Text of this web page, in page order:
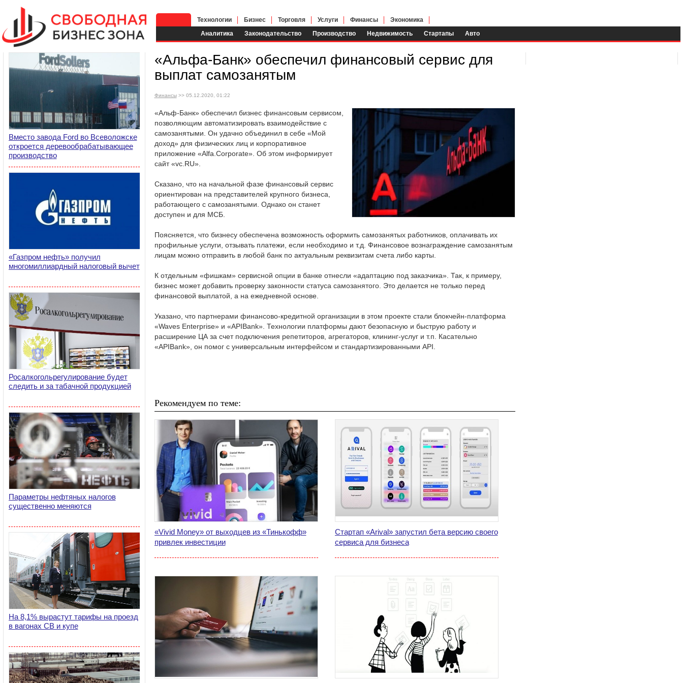
Аналитика Законодательство Производство Недвижимость Стартапы Авто
Технологии Бизнес Торговля Услуги Финансы Экономика
Вместо завода Ford во Всеволожске
откроется деревообрабатывающее
производство
«Газпром нефть» получил
многомиллиардный налоговый вычет
Росалкогольрегулирование будет
следить и за табачной продукцией
Параметры нефтяных налогов
существенно меняются
На 8,1% вырастут тарифы на проезд
в вагонах СВ и купе
«Альфа-Банк» обеспечил финансовый сервис для
выплат самозанятым
Финансы>> 05.12.2020, 01:22
«Альф-Банк» обеспечил бизнес финансовым сервисом,
позволяющим автоматизировать взаимодействие с
самозанятыми. Он удачно объединил в себе «Мой
доход» для физических лиц и корпоративное
приложение «Alfa.Corporate». Об этом информирует
сайт «vc.RU».
Сказано, что на начальной фазе финансовый сервис
ориентирован на представителей крупного бизнеса,
работающего с самозанятыми. Однако он станет
доступен и для МСБ.
Поясняется, что бизнесу обеспечена возможность оформить самозанятых работников, оплачивать их
профильные услуги, отзывать платежи, если необходимо и т.д. Финансовое вознаграждение самозанятым
лицам можно отправить в любой банк по актуальным реквизитам счета либо карты.
К отдельным «фишкам» сервисной опции в банке отнесли «адаптацию под заказчика». Так, к примеру,
бизнес может добавить проверку законности статуса самозанятого. Это делается не только перед
финансовой выплатой, а на ежедневной основе.
Указано, что партнерами финансово-кредитной организации в этом проекте стали блокчейн-платформа
«Waves Enterprise» и «APIBank». Технологии платформы дают безопасную и быструю работу и
расширение ЦА за счет подключения репетиторов, агрегаторов, клининг-услуг и т.п. Касательно
«APIBank», он помог с универсальным интерфейсом и стандартизированными API.
Рекомендуем по теме:
«Vivid Money» от выходцев из «Тинькофф»
привлек инвестиции
Стартап «Arival» запустил бета версию своего
сервиса для бизнеса